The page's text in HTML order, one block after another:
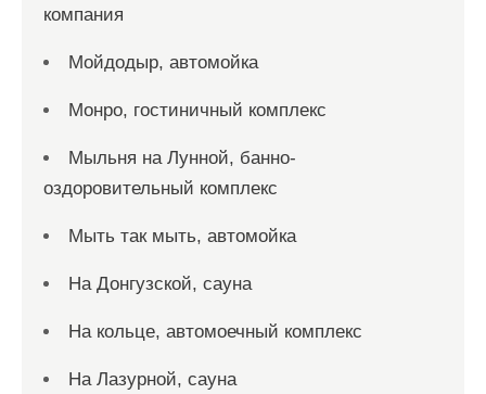
компания
Мойдодыр, автомойка
Монро, гостиничный комплекс
Мыльня на Лунной, банно-
оздоровительный комплекс
Мыть так мыть, автомойка
На Донгузской, сауна
На кольце, автомоечный комплекс
На Лазурной, сауна